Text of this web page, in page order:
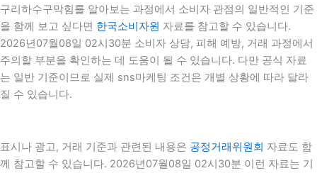
구리하수구막힘를 알아보는 과정에서 소비자 관점의 일반적인 기준
을 함께 보고 싶다면 한국소비자원 자료를 참고할 수 있습니다.
2026년07월08일 02시30분 소비자 상담, 피해 예방, 거래 과정에서
주의할 부분을 확인하는 데 도움이 될 수 있습니다. 다만 공식 자료
는 일반 기준이므로 실제 sns마케팅 조건은 개별 상황에 따라 달라
질 수 있습니다.
표시나 광고, 거래 기준과 관련된 내용은 공정거래위원회 자료도 함
께 참고할 수 있습니다. 2026년07월08일 02시30분 이런 자료는 기